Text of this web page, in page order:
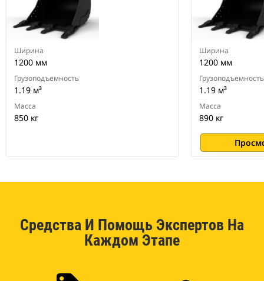
Ширина
1200 мм
Грузоподъемность
1.19 м³
Масса
850 кг
Ширина
1200 мм
Грузоподъемность
1.19 м³
Масса
890 кг
Средства И Помощь Экспертов На
Каждом Этапе